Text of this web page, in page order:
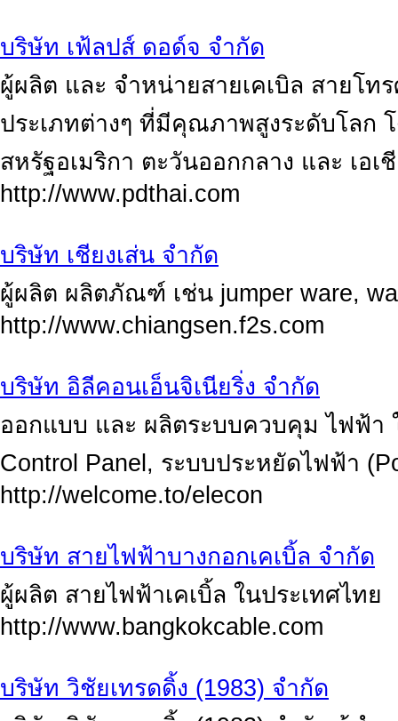
บริษัท เฟ้ลปส์ ดอด์จ จำกัด
ผู้ผลิต และ จำหน่ายสายเคเบิล สายโท
ประเภทต่างๆ ที่มีคุณภาพสูงระดับโลก
สหรัฐอเมริกา ตะวันออกกลาง และ เอเ
http://www.pdthai.com
บริษัท เชียงเส่น จำกัด
ผู้ผลิต ผลิตภัณฑ์ เช่น jumper ware,
http://www.chiangsen.f2s.com
บริษัท อิลีคอนเอ็นจิเนียริ่ง จำกัด
ออกแบบ และ ผลิตระบบควบคุม ไฟฟ้า
Control Panel, ระบบประหยัดไฟฟ้า
http://welcome.to/elecon
บริษัท สายไฟฟ้าบางกอกเคเบิ้ล จำกัด
ผู้ผลิต สายไฟฟ้าเคเบิ้ล ในประเทศไทย
http://www.bangkokcable.com
บริษัท วิชัยเทรดดิ้ง (1983) จำกัด